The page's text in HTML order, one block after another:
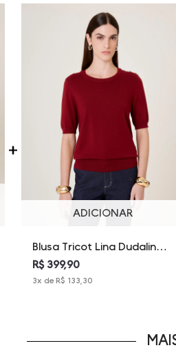
ADICIONAR
Blusa Tricot Lina Dudalina
Feminina
R$ 399,90
3x de R$ 133,30